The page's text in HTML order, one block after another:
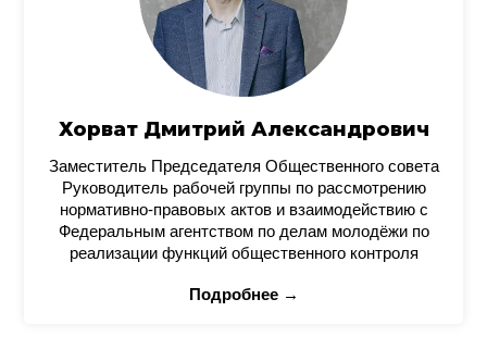
Хорват Дмитрий Александрович
Заместитель Председателя Общественного совета
Руководитель рабочей группы по рассмотрению
нормативно-правовых актов и взаимодействию с
Федеральным агентством по делам молодёжи по
реализации функций общественного контроля
Подробнее →